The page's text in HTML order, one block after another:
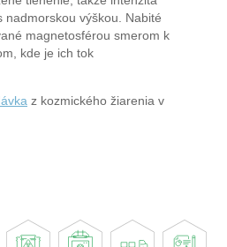
nadmorskou výškou. Nabité
magnetosférou smerom k
kde je ich tok
z kozmického žiarenia v